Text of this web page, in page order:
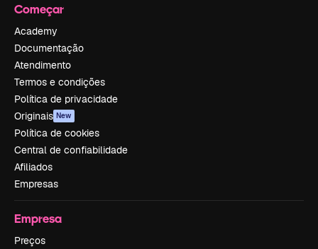
Começar
Academy
Documentação
Atendimento
Termos e condições
Política de privacidade
Originais New
Política de cookies
Central de confiabilidade
Afiliados
Empresas
Empresa
Preços